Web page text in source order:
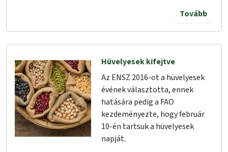
Tovább
Hüvelyesek kifejtve
Az ENSZ 2016-ot a hüvelyesek
évének választotta, ennek
hatására pedig a FAO
kezdeményezte, hogy február
10-én tartsuk a hüvelyesek
napját.